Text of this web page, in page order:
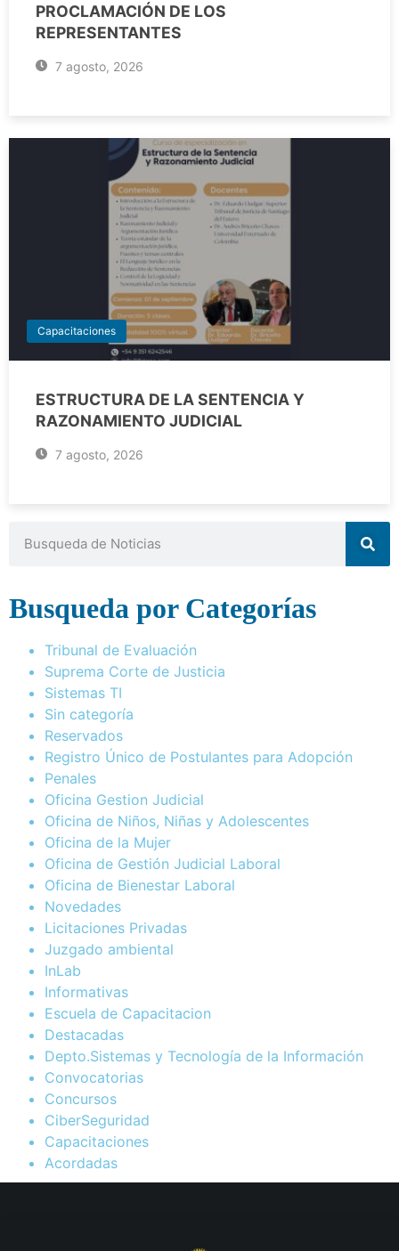
PROCLAMACIÓN DE LOS
REPRESENTANTES
7 agosto, 2026
Capacitaciones
ESTRUCTURA DE LA SENTENCIA Y
RAZONAMIENTO JUDICIAL
7 agosto, 2026
Busqueda por Categorías
Tribunal de Evaluación
Suprema Corte de Justicia
Sistemas TI
Sin categoría
Reservados
Registro Único de Postulantes para Adopción
Penales
Oficina Gestion Judicial
Oficina de Niños, Niñas y Adolescentes
Oficina de la Mujer
Oficina de Gestión Judicial Laboral
Oficina de Bienestar Laboral
Novedades
Licitaciones Privadas
Juzgado ambiental
InLab
Informativas
Escuela de Capacitacion
Destacadas
Depto.Sistemas y Tecnología de la Información
Convocatorias
Concursos
CiberSeguridad
Capacitaciones
Acordadas